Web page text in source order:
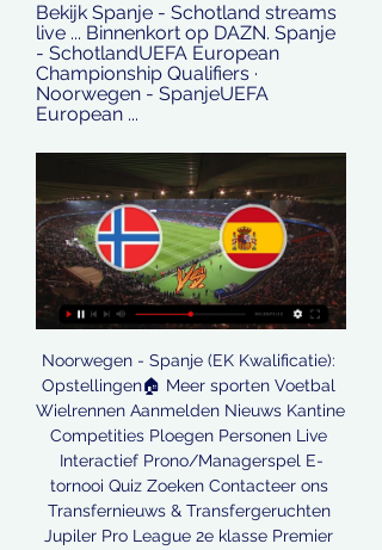
Bekijk Spanje - Schotland streams
live ... Binnenkort op DAZN. Spanje
- SchotlandUEFA European
Championship Qualifiers ·
Noorwegen - SpanjeUEFA
European ...
Noorwegen - Spanje (EK Kwalificatie):
Opstellingen🏠 Meer sporten Voetbal
Wielrennen Aanmelden Nieuws Kantine
Competities Ploegen Personen Live
Interactief Prono/Managerspel E-
tornooi Quiz Zoeken Contacteer ons
Transfernieuws & Transfergeruchten
Jupiler Pro League 2e klasse Premier